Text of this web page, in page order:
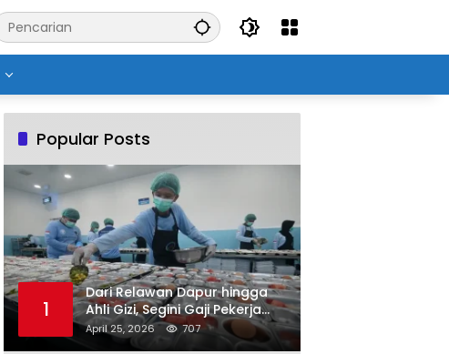
Popular Posts
1
Dari Relawan Dapur hingga
Ahli Gizi, Segini Gaji Pekerja
Program MBG yang Kini Serap
Hampir Sejuta Tenaga Kerja
April 25, 2026 707